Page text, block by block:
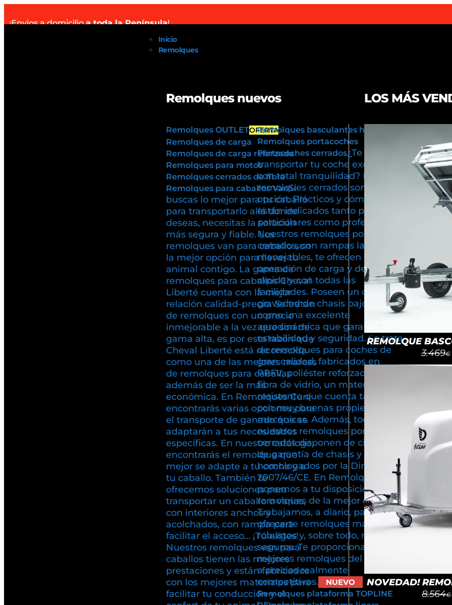
¡Envios a domicilioa toda la Península!
Inicio
Remolques
Remolques nuevos
Remolques OUTLETOFERTA
Remolques de carga
Remolques de carga reforzada
Remolques para motos
Remolques cerrados de fibra
Remolques para caballos VanSi
buscas lo mejor para tu caballo
para transportarlo allá donde
deseas, necesitas la solución
más segura y fiable. Los
remolques van para caballo son
la mejor opción para llevar tu
animal contigo. La gama de
remolques para caballos Cheval
Liberté cuenta con la mejor
relación calidad-precio. Se tratan
de remolques con un precio
inmejorable a la vez que son de
gama alta, es por esta razón que
Cheval Liberté está reconocida
como una de las mejores marcas
de remolques para caballas
además de ser la más
económica. En Remolques Cuni
encontrarás varias opciones para
el transporte de ganado que se
adaptarán a tus necesidades
específicas. En nuestro catálogo,
encontrarás el remolque que
mejor se adapte a tu coche y a
tu caballo. También te
ofrecemos soluciones para
transportar un caballo o varios,
con interiores anchos y
acolchados, con rampa para
facilitar el acceso… ¡Tú eliges!
Nuestros remolques van para
caballos tienen las mejores
prestaciones y están fabricados
con los mejores materiales para
facilitar tu conducción y el
Remolques basculantes hidráulicos
Remolques portacoches
Portacoches cerrados¿Te gustaría
transportar tu coche exclusivo
con total tranquilidad? Los
remolques cerrados son tu mejor
opción. Prácticos y cómodos,
están indicados tanto para usos
particulares como profesionales.
Nuestros remolques portacoches
cerrados, con rampas largas y
manejables, te ofrecen una
operación de carga y descarga,
rápida y con todas las
facilidades. Poseen un centro de
gravedad de chasis bajo, así
como una excelente
aerodinámica que garantiza
estabilidad y seguridad. Se trata
de remolques para coches de
gran calidad, fabricados en
PRFV, poliéster reforzado con
fibra de vidrio, un material
resistente que cuenta también
con muy buenas propiedades
mecánicas. Además, todos
nuestros remolques portacoches
cerrados disponen de cinco años
de garantía de chasis y están
homologados por la Directiva
2007/46/CE. En Remolques Cuni
ponemos a tu disposición
remolques de la mejor calidad.
Trabajamos, a diario, para poder
ofrecerte remolques más ligeros,
robustos y, sobre todo, más
seguros. Te proporcionamos los
mejores remolques del mercado
a precios realmente
competitivos.
NUEVO
Remolques plataforma TOPLINE
LOS MÁS
REMOLQUE
3.469€
NOVEDAD!
8.564€